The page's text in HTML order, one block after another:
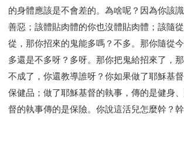
的身體應該是不會差的。為啥呢？因為你該
善惡；該體貼肉體的你也沒體貼肉體；該隨
從，那你招來的鬼能多嗎？不多。那你隨從
多還是不多呀？多呀。那你把鬼給招來了，
不成了，你還教導誰呀？你如果做了耶穌基
保健品；做了耶穌基督的執事，傳的是健身
督的執事傳的是保險。你說這活兒怎麼幹？幹